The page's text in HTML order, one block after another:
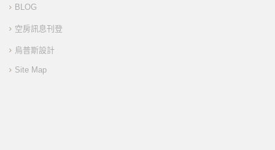
BLOG
空房訊息刊登
烏普斯設計
Site Map